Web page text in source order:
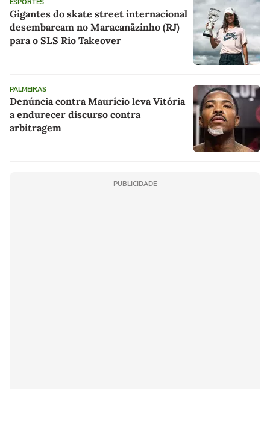
ESPORTES
Gigantes do skate street internacional
desembarcam no Maracanãzinho (RJ)
para o SLS Rio Takeover
PALMEIRAS
Denúncia contra Maurício leva Vitória
a endurecer discurso contra
arbitragem
PUBLICIDADE